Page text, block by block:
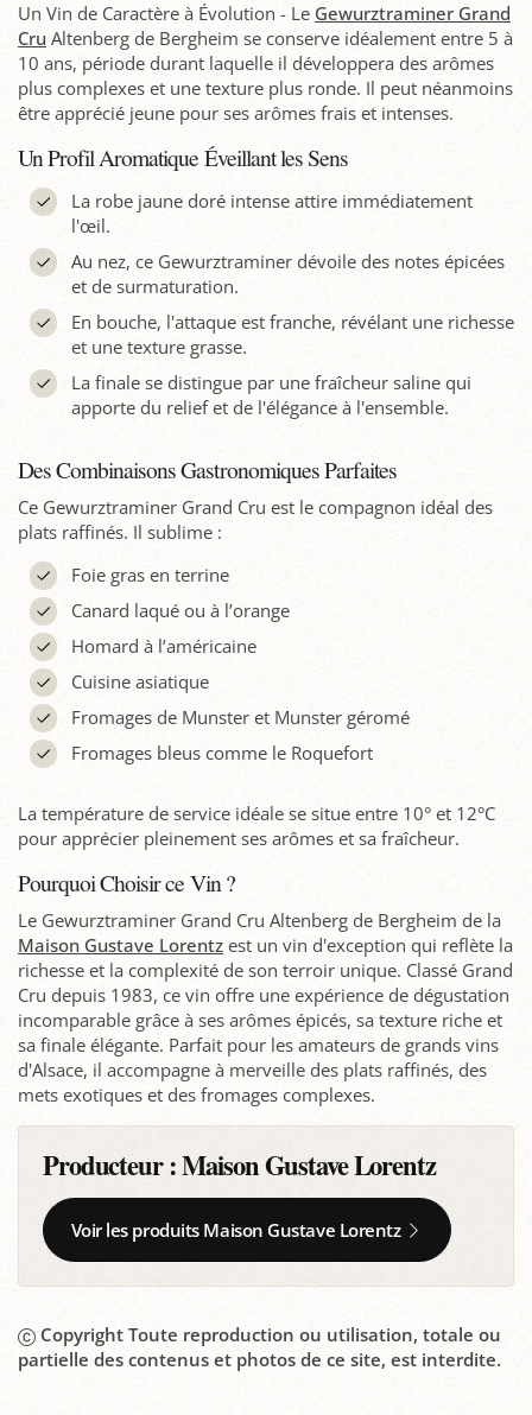
Un Vin de Caractère à Évolution - Le Gewurztraminer Grand
Cru Altenberg de Bergheim se conserve idéalement entre 5 à
10 ans, période durant laquelle il développera des arômes
plus complexes et une texture plus ronde. Il peut néanmoins
être apprécié jeune pour ses arômes frais et intenses.
Un Profil Aromatique Éveillant les Sens
La robe jaune doré intense attire immédiatement
l'œil.
Au nez, ce Gewurztraminer dévoile des notes épicées
et de surmaturation.
En bouche, l'attaque est franche, révélant une richesse
et une texture grasse.
La finale se distingue par une fraîcheur saline qui
apporte du relief et de l'élégance à l'ensemble.
Des Combinaisons Gastronomiques Parfaites
Ce Gewurztraminer Grand Cru est le compagnon idéal des
plats raffinés. Il sublime :
Foie gras en terrine
Canard laqué ou à l’orange
Homard à l’américaine
Cuisine asiatique
Fromages de Munster et Munster géromé
Fromages bleus comme le Roquefort
La température de service idéale se situe entre 10° et 12°C
pour apprécier pleinement ses arômes et sa fraîcheur.
Pourquoi Choisir ce Vin ?
Le Gewurztraminer Grand Cru Altenberg de Bergheim de la
Maison Gustave Lorentz est un vin d'exception qui reflète la
richesse et la complexité de son terroir unique. Classé Grand
Cru depuis 1983, ce vin offre une expérience de dégustation
incomparable grâce à ses arômes épicés, sa texture riche et
sa finale élégante. Parfait pour les amateurs de grands vins
d'Alsace, il accompagne à merveille des plats raffinés, des
mets exotiques et des fromages complexes.
Producteur :Maison Gustave Lorentz
Voir les produits Maison Gustave Lorentz
Copyright Toute reproduction ou utilisation, totale ou
partielle des contenus et photos de ce site, est interdite.